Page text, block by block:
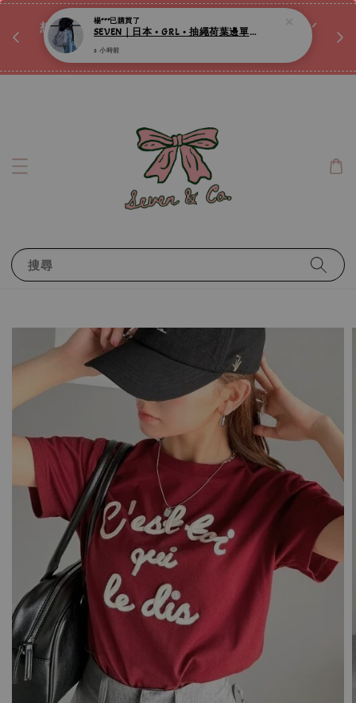
想訂製屬於自己的『水晶手鍊』嗎ꕀ♡ 私訊我們.ᐟ.ᐟ
📣Instagram 這邊按下去
搜尋